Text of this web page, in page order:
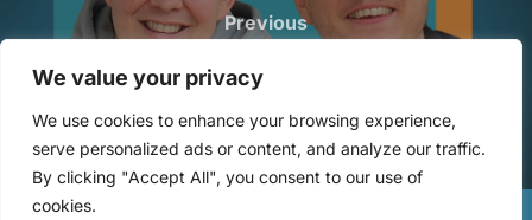
We value your privacy
We use cookies to enhance your browsing experience,
serve personalized ads or content, and analyze our traffic.
By clicking "Accept All", you consent to our use of
cookies.
Previous
Previous
269: Lights out mit Tobi Hänsel